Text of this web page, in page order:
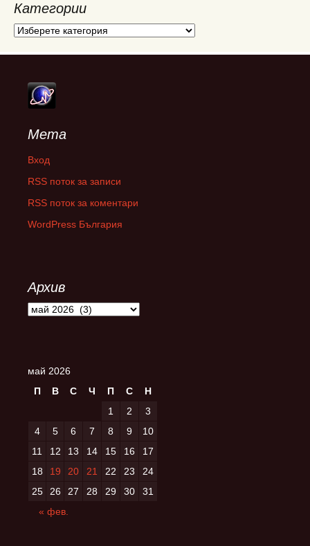
Категории
Категории
Мета
Вход
RSS поток за записи
RSS поток за коментари
WordPress България
Архив
Архив
май 2026
П
В С Ч П С
Н
1
2
3
4
5 6 7 8 9
10
11
12 13 14 15 16
17
18
19 20 21 22 23
24
25
26 27 28 29 30
31
« фев.